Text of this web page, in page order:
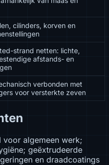
cilinders, korven en
strand netten: lichte,
afstands- en
verbonden met
voor versterkte zeven
voor algemeen werk;
geëxtrudeerde
en draadcoatings